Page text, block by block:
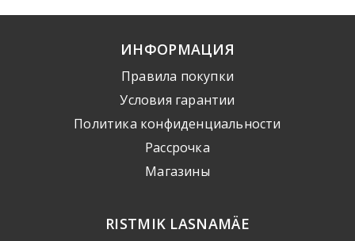
ИНФОРМАЦИЯ
Правила покупки
Условия гарантии
Политика конфиденциальности
Рассрочка
Mагазины
RISTMIK LASNAMÄE